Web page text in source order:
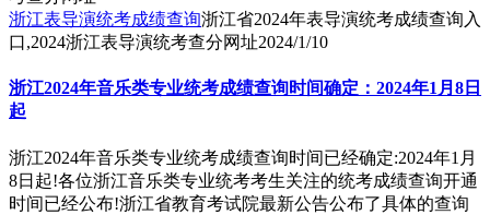
浙江表导演统考成绩查询浙江省2024年表导演统考成绩查询入
口,2024浙江表导演统考查分网址2024/1/10
浙江2024年音乐类专业统考成绩查询时间确定：2024年1月8日
起
浙江2024年音乐类专业统考成绩查询时间已经确定:2024年1月
8日起!各位浙江音乐类专业统考考生关注的统考成绩查询开通
时间已经公布!浙江省教育考试院最新公告公布了具体的查询